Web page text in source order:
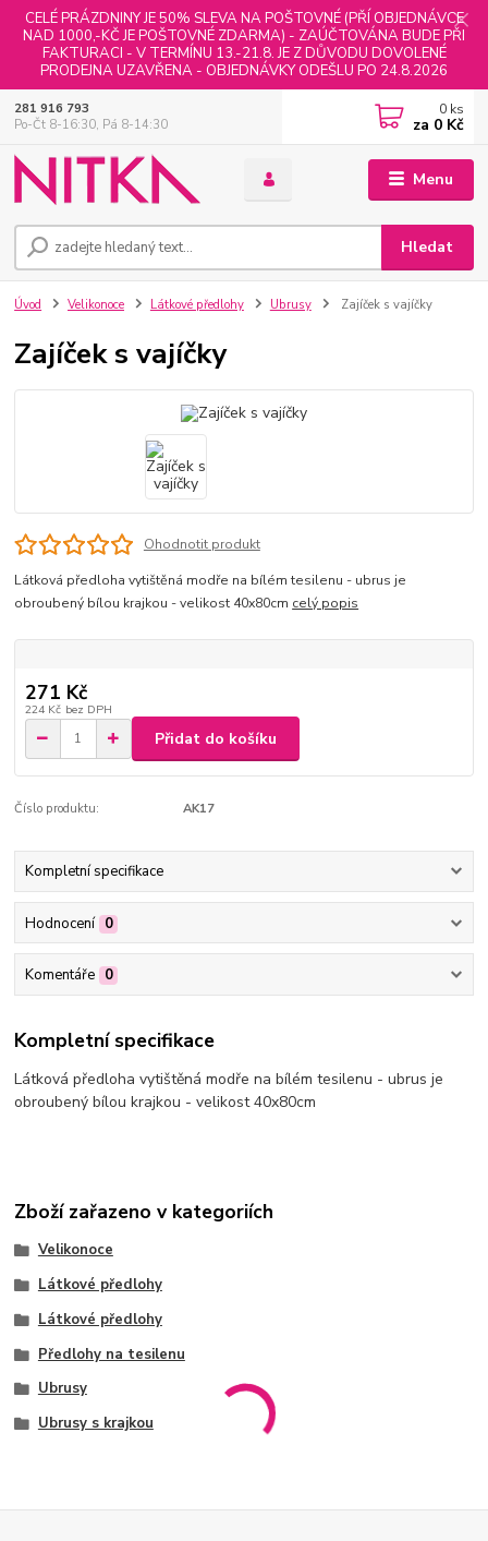
CELÉ PRÁZDNINY JE 50% SLEVA NA POŠTOVNÉ (PŘÍ OBJEDNÁVCE
NAD 1000,-KČ JE POŠTOVNÉ ZDARMA) - ZAÚČTOVÁNA BUDE PŘI
FAKTURACI - V TERMÍNU 13.-21.8. JE Z DŮVODU DOVOLENÉ
PRODEJNA UZAVŘENA - OBJEDNÁVKY ODEŠLU PO 24.8.2026
Menu
Hledat
281 916 793
Po-Čt 8-16:30, Pá 8-14:30
0 ks
za 0 Kč
Úvod Velikonoce Látkové předlohy Ubrusy Zajíček s vajíčky
Zajíček s vajíčky
Ohodnotit produkt
Látková předloha vytištěná modře na bílém tesilenu - ubrus je
obroubený bílou krajkou - velikost 40x80cm celý popis
271 Kč
224 Kč bez DPH
Přidat do košíku
Číslo produktu: AK17
Kompletní specifikace
Hodnocení 0
Komentáře 0
Kompletní specifikace
Látková předloha vytištěná modře na bílém tesilenu - ubrus je
obroubený bílou krajkou - velikost 40x80cm
Zboží zařazeno v kategoriích
Velikonoce
Látkové předlohy
Látkové předlohy
Předlohy na tesilenu
Ubrusy
Ubrusy s krajkou